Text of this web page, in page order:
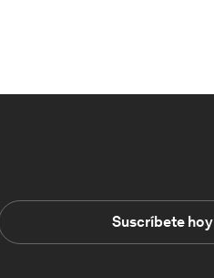
Suscríbete hoy